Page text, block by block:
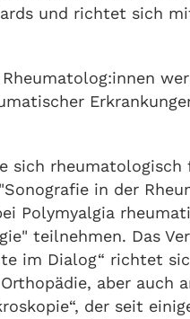
und richtet sich
sich
in der
Polymyalgia
teilnehmen. Das
im Dialog“ richtet
aber auch
der seit